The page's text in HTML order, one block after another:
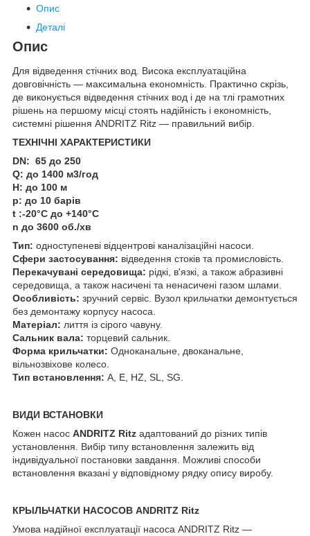
Опис
Деталі
Опис
Для відведення стічних вод. Висока експлуатаційна
довговічність — максимальна економність. Практично скрізь,
де виконується відведення стічних вод і де на тлі грамотних
рішень на першому місці стоять надійність і економність,
системні рішення ANDRITZ Ritz — правильний вибір.
ТЕХНІЧНІ ХАРАКТЕРИСТИКИ
DN: 65 до 250
Q: до 1400 м3/год
H: до 100 м
p: до 10 барів
t :-20°C до +140°C
n до 3600 об./хв
Тип: одноступеневі відцентрові каналізаційні насоси.
Сфери застосування: відведення стоків та промисловість.
Перекачувані середовища: рідкі, в'язкі, а також абразивні
середовища, а також насичені та ненасичені газом шлами.
Особливість: зручний сервіс. Вузол крильчатки демонтується
без демонтажу корпусу насоса.
Матеріал: лиття із сірого чавуну.
Сальник вала: торцевий сальник.
Форма крильчатки: Oдноканальне, двоканальне,
вільнозвіхове колесо.
Тип встановлення: A, E, HZ, SL, SG.
ВИДИ ВСТАНОВКИ
Кожен насос ANDRITZ Ritz адаптований до різних типів
установлення. Вибір типу встановлення залежить від
індивідуальної постановки завдання. Можливі способи
встановлення вказані у відповідному рядку опису виробу.
КРЫЛЬЧАТКИ НАСОСОВ ANDRITZ Ritz
Умова надійної експлуатації насоса ANDRITZ Ritz —